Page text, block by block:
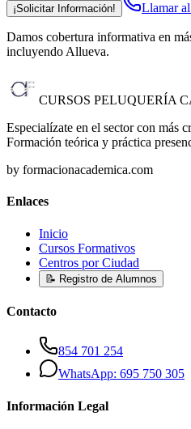
¡Solicitar Información! Llamar
Damos cobertura informativa en
incluyendo Allueva.
CURSOS PELUQUERÍA
Especialízate en el sector con más
Formación teórica y práctica
by formacionacademica.com
Enlaces
Inicio
Cursos Formativos
Centros por Ciudad
📝 Registro de Alumnos
Contacto
854 701 254
WhatsApp: 695 750 305
Información Legal